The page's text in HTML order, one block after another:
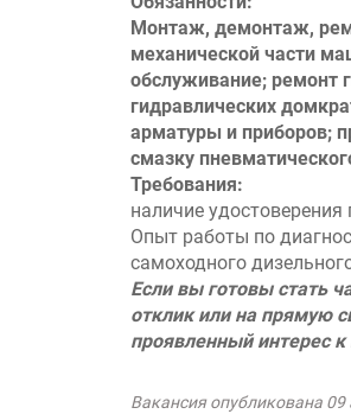
Монтаж, демонтаж,
механической части
обслуживание; ремонт
гидравлических
арматуры и приборов;
смазку
Требования:
наличие удостоверения
Опыт работы по
самоходного
Если вы готовы стать
отклик или на прямую
проявленный интерес
Вакансия опубликована 09